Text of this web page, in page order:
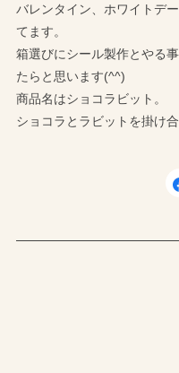
バレンタイン、ホワイトデ
てます。
箱選びにシール製作とやる
たらと思います(^^)
商品名はショコラビット。
ショコラとラビットを掛け合